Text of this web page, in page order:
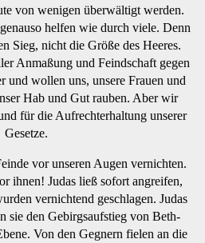
von wenigen überwältigt werden.
helfen wie durch viele. Denn
Sieg, nicht die Größe des Heeres.
Anmaßung und Feindschaft gegen
und wollen uns, unsere Frauen und
Hab und Gut rauben. Aber wir
für die Aufrechterhaltung unserer
Gesetze.
vor unseren Augen vernichten.
ihnen! Judas ließ sofort angreifen,
vernichtend geschlagen. Judas
sie den Gebirgsaufstieg von Beth-
Von den Gegnern fielen an die